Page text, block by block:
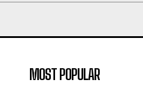
MOST POPULAR